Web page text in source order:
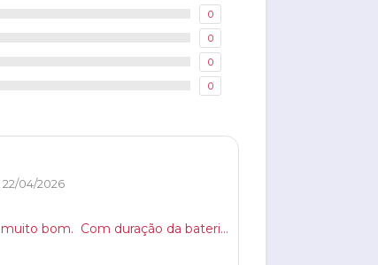
0
0
0
0
04/2026
bom.  Com duração da bateria de muito tempo.